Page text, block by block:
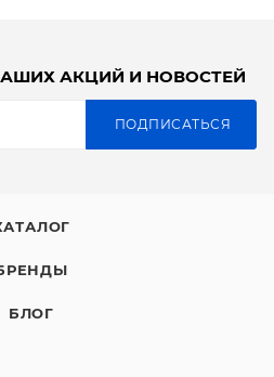
АКЦИЙ И НОВОСТЕЙ
ПОДПИСАТЬСЯ
БЛОГ